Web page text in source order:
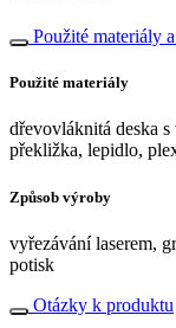
Použité materiály
Použité materiály
dřevovláknitá deska
překližka, lepidlo,
Způsob výroby
vyřezávání laserem,
potisk
Otázky k produktu